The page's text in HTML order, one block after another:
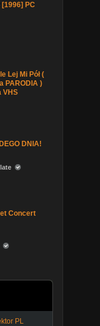
[1996] PC
Lej Mi Pół (
PARODIA )
VHS
DNIA!
Concert
PL